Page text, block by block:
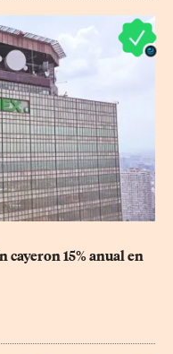
cayeron 15% anual en